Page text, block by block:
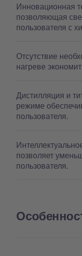
Инновационная
позволяющая
пользователя с
Отсутствие
нагреве
Дистилляция и
режиме
пользователя.
позволяет
пользователя.